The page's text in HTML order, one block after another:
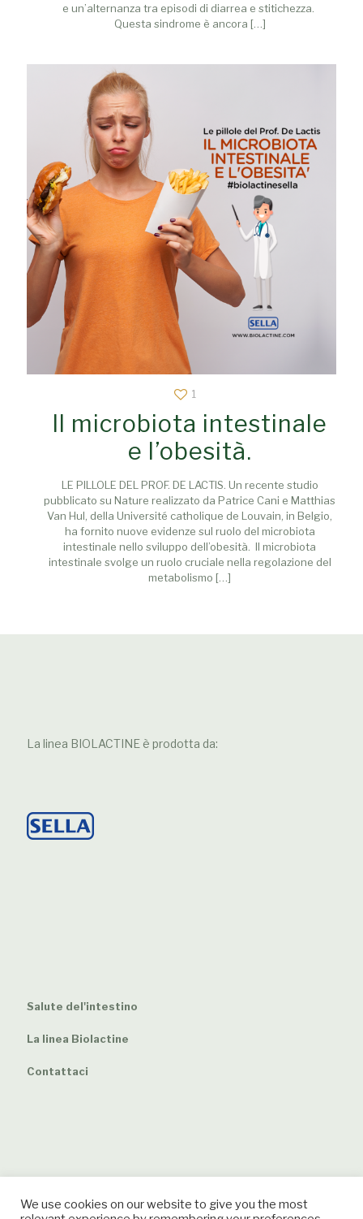
e un’alternanza tra episodi di diarrea e stitichezza.
Questa sindrome è ancora […]
1
Il microbiota intestinale
e l’obesità.
LE PILLOLE DEL PROF. DE LACTIS. Un recente studio
pubblicato su Nature realizzato da Patrice Cani e Matthias
Van Hul, della Université catholique de Louvain, in Belgio,
ha fornito nuove evidenze sul ruolo del microbiota
intestinale nello sviluppo dell’obesità. Il microbiota
intestinale svolge un ruolo cruciale nella regolazione del
metabolismo […]
La linea BIOLACTINE è prodotta da:
Salute del'intestino
La linea Biolactine
Contattaci
We use cookies on our website to give you the most